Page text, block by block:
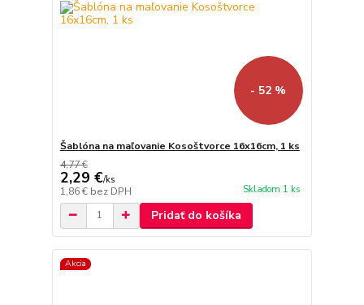
- 52 %
Šablóna na maľovanie Kosoštvorce 16x16cm, 1 ks
4,77 €
2,29 €/ks
1,86 € bez DPH Skladom 1 ks
Pridať do košíka
Akcia